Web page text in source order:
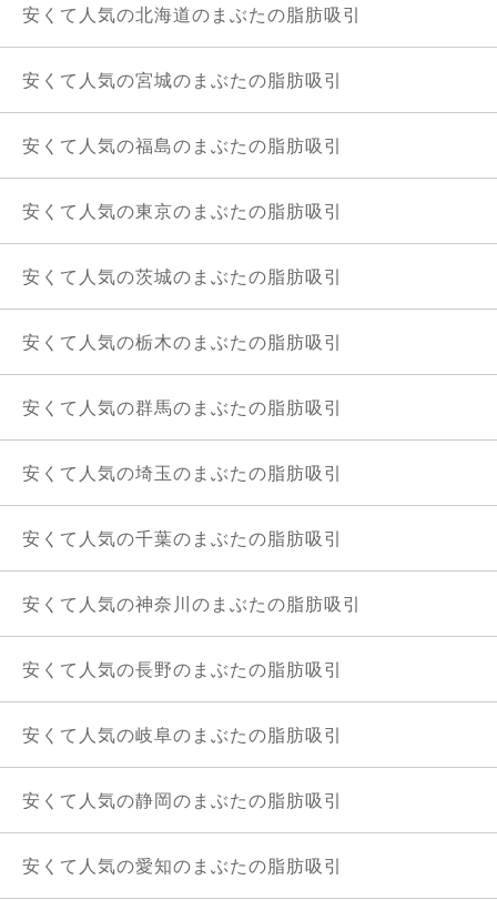
安くて人気の北海道のまぶたの脂肪吸引
安くて人気の宮城のまぶたの脂肪吸引
安くて人気の福島のまぶたの脂肪吸引
安くて人気の東京のまぶたの脂肪吸引
安くて人気の茨城のまぶたの脂肪吸引
安くて人気の栃木のまぶたの脂肪吸引
安くて人気の群馬のまぶたの脂肪吸引
安くて人気の埼玉のまぶたの脂肪吸引
安くて人気の千葉のまぶたの脂肪吸引
安くて人気の神奈川のまぶたの脂肪吸引
安くて人気の長野のまぶたの脂肪吸引
安くて人気の岐阜のまぶたの脂肪吸引
安くて人気の静岡のまぶたの脂肪吸引
安くて人気の愛知のまぶたの脂肪吸引